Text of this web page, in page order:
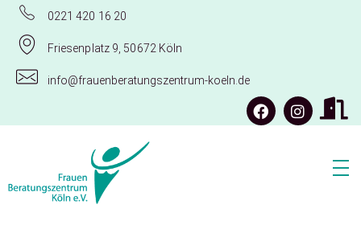
0221 420 16 20
Friesenplatz 9, 50672 Köln
info@frauenberatungszentrum-koeln.de